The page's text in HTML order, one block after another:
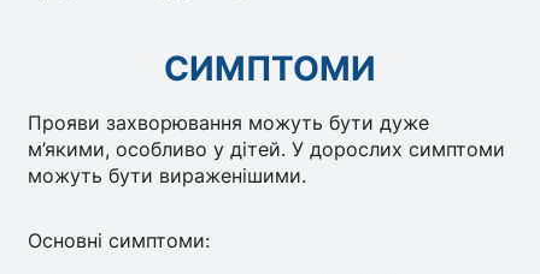
СИМПТОМИ
Прояви захворювання можуть бути дуже
м’якими, особливо у дітей. У дорослих симптоми
можуть бути вираженішими.
Основні симптоми: